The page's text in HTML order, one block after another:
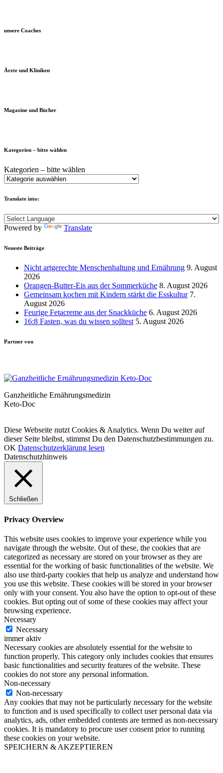
unsere Coaches
Ärzte und Kliniken
Magazine und Bücher
Kategorien – bitte wählen
Kategorien – bitte wählen
Translate into:
Powered by Translate
Neueste Beiträge
Nicht artgerechte Menschenhaltung und Ernährung 9. August
2026
Orangen-Butter-Eis aus der Sommerküche 8. August 2026
Gemeinsam kochen mit Kindern stärkt die Esskultur 7.
August 2026
Feurige Fetacreme aus der Snackküche 6. August 2026
16:8 Fasten, was du wissen solltest 5. August 2026
Partner von
Ganzheitliche Ernährungsmedizin
Keto-Doc
Diese Webseite nutzt Cookies & Analytics. Wenn Du weiter auf
dieser Seite bleibst, stimmst Du den Datenschutzbestimmungen zu.
OK Datenschutzerklärung lesen
Datenschutzhinweis
Schließen
Privacy Overview
This website uses cookies to improve your experience while you
navigate through the website. Out of these, the cookies that are
categorized as necessary are stored on your browser as they are
essential for the working of basic functionalities of the website. We
also use third-party cookies that help us analyze and understand how
you use this website. These cookies will be stored in your browser
only with your consent. You also have the option to opt-out of these
cookies. But opting out of some of these cookies may affect your
browsing experience.
Necessary
Necessary
immer aktiv
Necessary cookies are absolutely essential for the website to
function properly. This category only includes cookies that ensures
basic functionalities and security features of the website. These
cookies do not store any personal information.
Non-necessary
Non-necessary
Any cookies that may not be particularly necessary for the website
to function and is used specifically to collect user personal data via
analytics, ads, other embedded contents are termed as non-necessary
cookies. It is mandatory to procure user consent prior to running
these cookies on your website.
SPEICHERN & AKZEPTIEREN